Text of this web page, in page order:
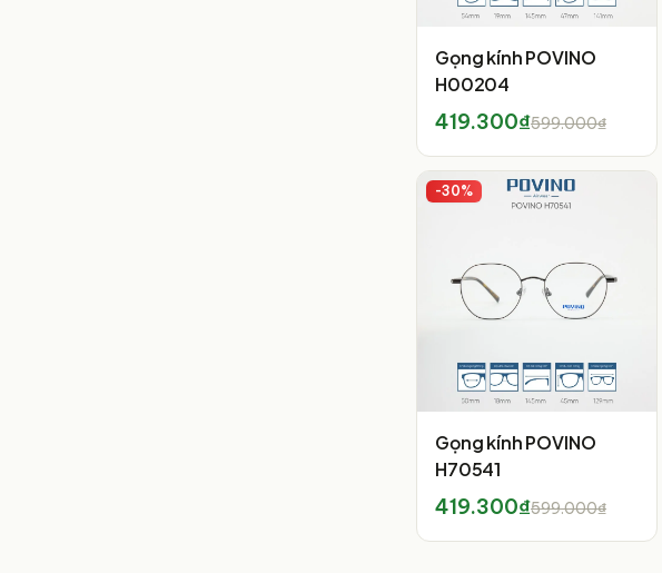
Gọng kính POVINO
H00204
419.300₫599.000₫
-30%
Gọng kính POVINO
H70541
419.300₫599.000₫